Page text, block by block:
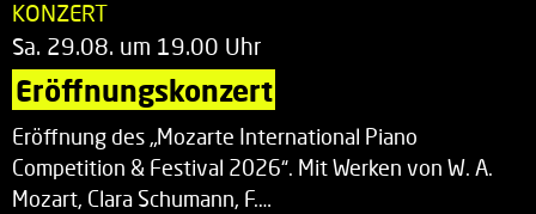
KONZERT
Sa. 29.08. um 19.00 Uhr
Eröffnungskonzert
Eröffnung des „Mozarte International Piano
Competition & Festival 2026“. Mit Werken von W. A.
Mozart, Clara Schumann, F.…